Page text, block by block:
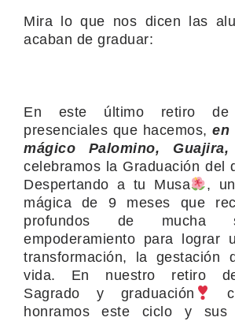
Mira lo que nos dicen las
acaban de graduar:
En este último retiro de
presenciales que hacemos,en
mágico Palomino, Guajira,
celebramos la Graduación del
Despertando a tu Musa
,
mágica de 9 meses que
profundos de mucha
empoderamiento para lograr
transformación, la gestación
vida. En nuestro retiro
Sagrado y graduación
honramos este ciclo y sus